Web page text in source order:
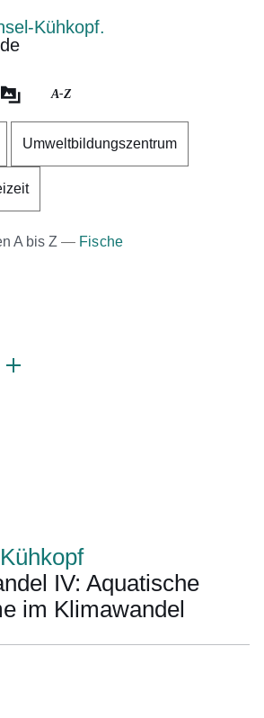
Kühkopf.
A-Z
Umweltbildungszentrum
A bis Z Fische
IV: Aquatische
im Klimawandel